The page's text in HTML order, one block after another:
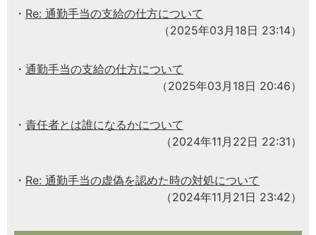
Re: 通勤手当の支給の仕方について
（2025年03月18日 23:14）
通勤手当の支給の仕方について
（2025年03月18日 20:46）
責任者とは誰になるかについて
（2024年11月22日 22:31）
Re: 通勤手当の虚偽を認めた時の対処について
（2024年11月21日 23:42）